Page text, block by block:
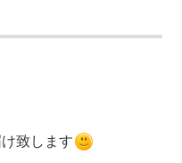
致します